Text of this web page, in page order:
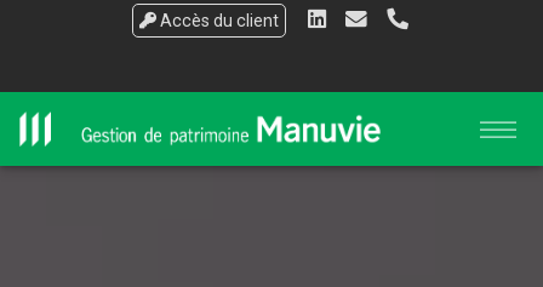
Accès du client